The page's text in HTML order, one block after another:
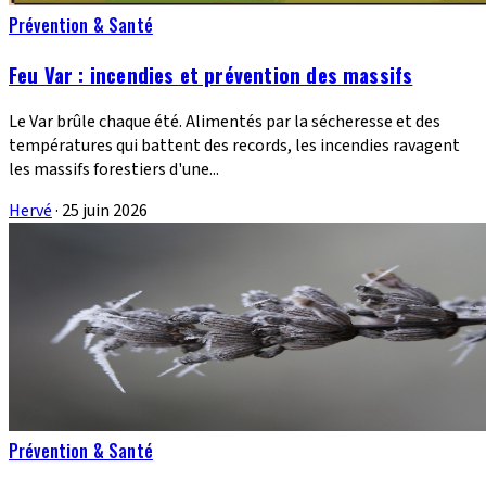
Prévention & Santé
Feu Var : incendies et prévention des massifs
Le Var brûle chaque été. Alimentés par la sécheresse et des
températures qui battent des records, les incendies ravagent
les massifs forestiers d'une...
Hervé· 25 juin 2026
Prévention & Santé